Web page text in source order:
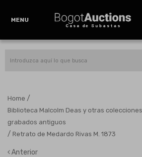
MENU
Home /
Biblioteca Malcolm Deas y otras
grabados antiguos
/ Retrato de Medardo Rivas M. 1873
Anterior